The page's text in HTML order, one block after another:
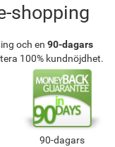
shopping
och en 90-dagars
100% kundnöjdhet.
90-dagars